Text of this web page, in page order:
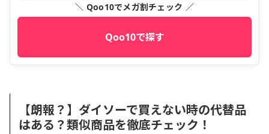
＼ Qoo10でメガ割チェック ／
Qoo10で探す
【朗報？】ダイソーで買えない時の代替品
はある？類似商品を徹底チェック！